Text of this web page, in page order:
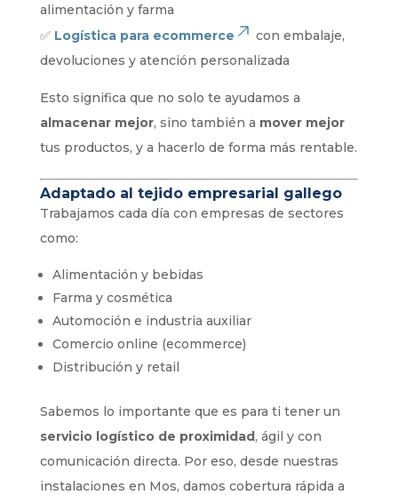
alimentación y farma
✅ Logística para ecommerce
con embalaje,
devoluciones y atención personalizada
Esto significa que no solo te ayudamos a
almacenar mejor, sino también a mover mejor
tus productos, y a hacerlo de forma más rentable.
Adaptado al tejido empresarial gallego
Trabajamos cada día con empresas de sectores
como:
Alimentación y bebidas
Farma y cosmética
Automoción e industria auxiliar
Comercio online (ecommerce)
Distribución y retail
Sabemos lo importante que es para ti tener un
servicio logístico de proximidad, ágil y con
comunicación directa. Por eso, desde nuestras
instalaciones en Mos, damos cobertura rápida a